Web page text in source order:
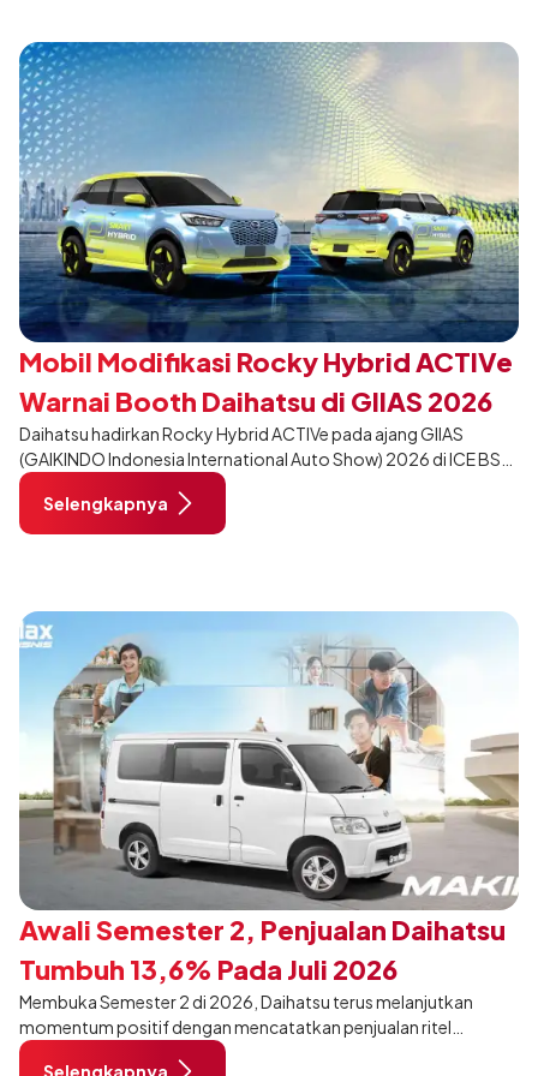
menjadi ciri khas Terios.
Mobil Modifikasi Rocky Hybrid ACTIVe
Warnai Booth Daihatsu di GIIAS 2026
Daihatsu hadirkan Rocky Hybrid ACTIVe pada ajang GIIAS
(GAIKINDO Indonesia International Auto Show) 2026 di ICE BSD
City, Tangerang. Terdapat 2 unit Rocky Hybrid yang
dimodifikasi untuk menghadirkan sarana inspirasi bagi
pengunjung mendukung gaya hidup yang aktif.
Selengkapnya
Awali Semester 2, Penjualan Daihatsu
Tumbuh 13,6% Pada Juli 2026
Membuka Semester 2 di 2026, Daihatsu terus melanjutkan
momentum positif dengan mencatatkan penjualan ritel
sebanyak 12.750 unit pada Juli 2026. Capaian tersebut tumbuh
Selengkapnya